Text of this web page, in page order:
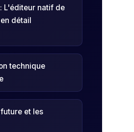
L'éditeur natif de
détail
technique
et les